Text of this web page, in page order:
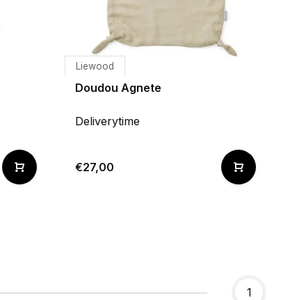
Liewood
Doudou Agnete
Deliverytime
€27,00
1